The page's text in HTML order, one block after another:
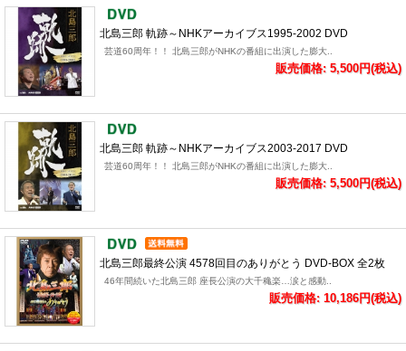
北島三郎 軌跡～NHKアーカイブス1995-2002 DVD
芸道60周年！！ 北島三郎がNHKの番組に出演した膨大..
販売価格: 5,500円(税込)
北島三郎 軌跡～NHKアーカイブス2003-2017 DVD
芸道60周年！！ 北島三郎がNHKの番組に出演した膨大..
販売価格: 5,500円(税込)
北島三郎最終公演 4578回目のありがとう DVD-BOX 全2枚
46年間続いた北島三郎 座長公演の大千穐楽…涙と感動..
販売価格: 10,186円(税込)